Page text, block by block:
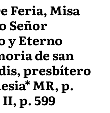
Feria, Misa
Señor
y Eterno
de san
presbítero
MR, p.
II, p. 599